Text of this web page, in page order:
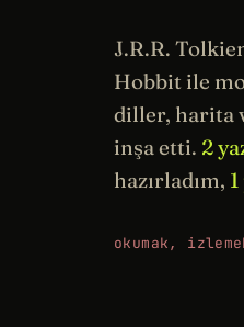
J.R.R.
Hobbit ile
diller, harita
inşa etti. 2
hazırladım,
okumak,